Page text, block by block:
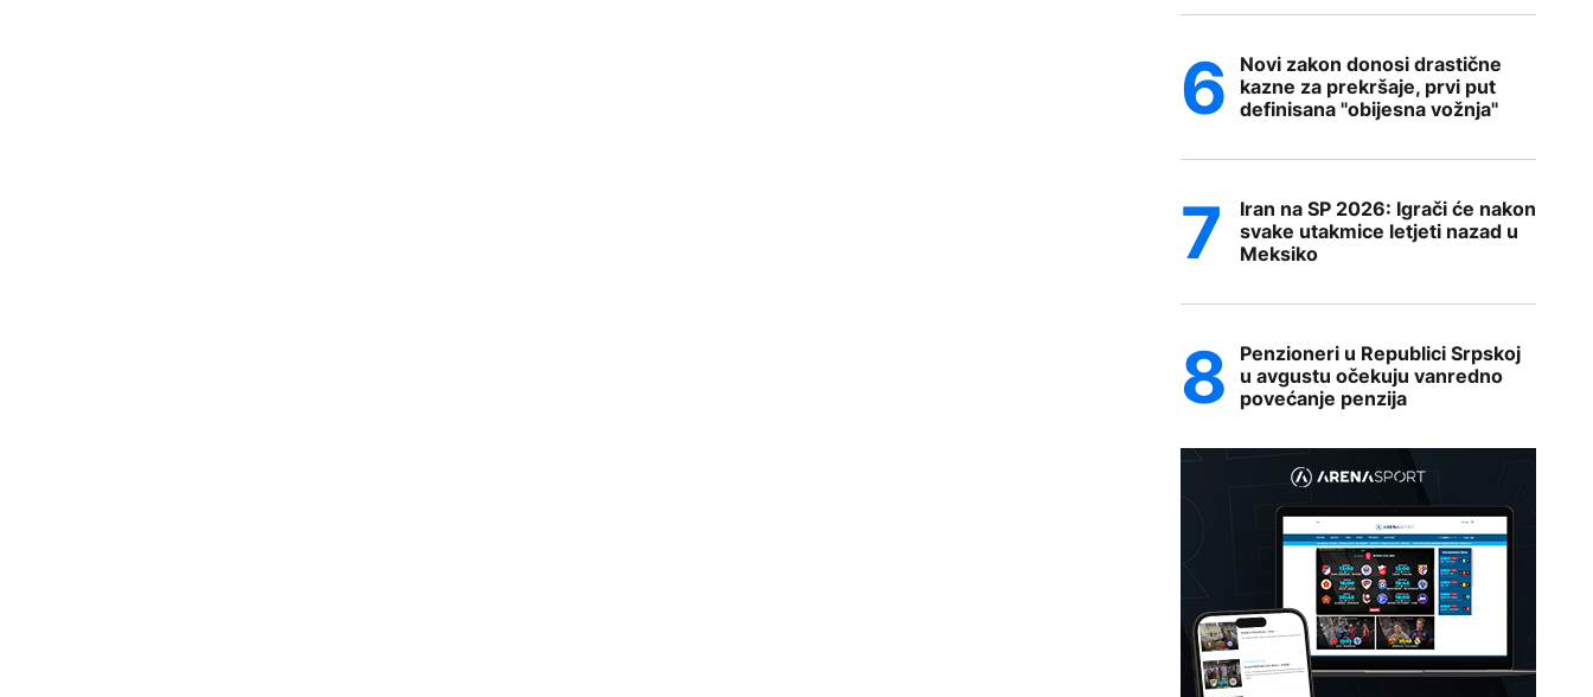
Novi zakon donosi drastične
kazne za prekršaje, prvi put
definisana "obijesna vožnja"
Iran na SP 2026: Igrači će nakon
svake utakmice letjeti nazad u
Meksiko
Penzioneri u Republici Srpskoj
u avgustu očekuju vanredno
povećanje penzija